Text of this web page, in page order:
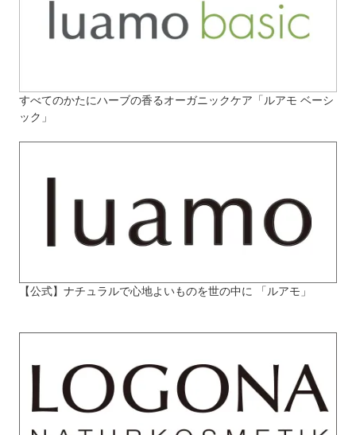
すべてのかたにハーブの香るオーガニックケア「ルアモ ベーシ
ック」
【公式】ナチュラルで心地よいものを世の中に 「ルアモ」